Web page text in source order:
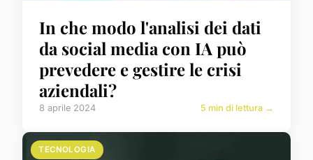
In che modo l'analisi dei dati
da social media con IA può
prevedere e gestire le crisi
aziendali?
8 aprile 2024 5 min di lettura →
TECNOLOGIA